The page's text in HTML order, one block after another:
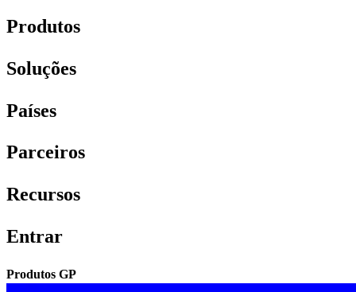
Produtos​​
Soluções​​
Países​​
Parceiros​​
Recursos​​
Entrar​​
Produtos GP​​